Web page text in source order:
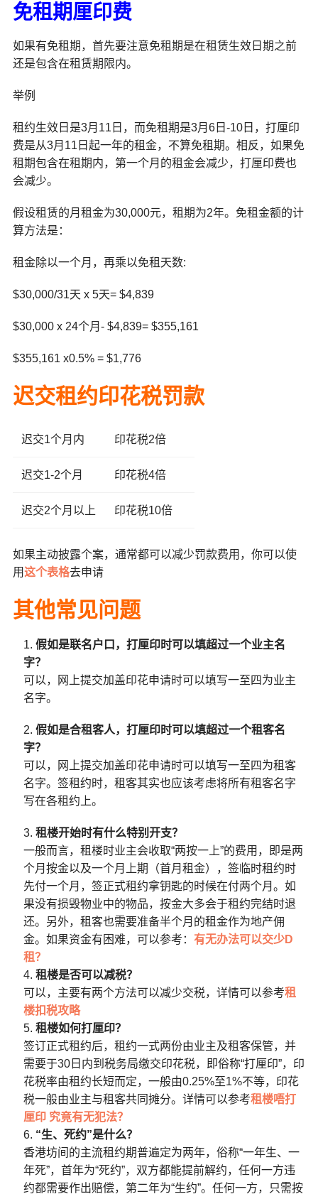
免租期厘印费
如果有免租期，首先要注意免租期是在租赁生效日期之前
还是包含在租赁期限内。
举例
租约生效日是3月11日，而免租期是3月6日-10日，打厘印
费是从3月11日起一年的租金，不算免租期。相反，如果免
租期包含在租期内，第一个月的租金会减少，打厘印费也
会减少。
假设租赁的月租金为30,000元，租期为2年。免租金额的计
算方法是：
租金除以一个月，再乘以免租天数:
$30,000/31天 x 5天= $4,839
$30,000 x 24个月- $4,839= $355,161
$355,161 x0.5% = $1,776
迟交租约印花税罚款
迟交1个月内 印花税2倍
迟交1-2个月 印花税4倍
迟交2个月以上 印花税10倍
如果主动披露个案，通常都可以减少罚款费用，你可以使
用这个表格去申请
其他常见问题
假如是联名户口，打厘印时可以填超过一个业主名
字？
可以，网上提交加盖印花申请时可以填写一至四为业主
名字。
假如是合租客人，打厘印时可以填超过一个租客名
字？
可以，网上提交加盖印花申请时可以填写一至四为租客
名字。签租约时，租客其实也应该考虑将所有租客名字
写在各租约上。
租楼开始时有什么特别开支？
一般而言，租楼时业主会收取“两按一上”的费用，即是两
个月按金以及一个月上期（首月租金），签临时租约时
先付一个月，签正式租约拿钥匙的时候在付两个月。如
果没有损毁物业中的物品，按金大多会于租约完结时退
还。另外，租客也需要准备半个月的租金作为地产佣
金。如果资金有困难，可以参考： 有无办法可以交少D
租？
租楼是否可以减税？
可以，主要有两个方法可以减少交税，详情可以参考租
楼扣税攻略
租楼如何打厘印？
签订正式租约后，租约一式两份由业主及租客保管，并
需要于30日内到税务局缴交印花税，即俗称“打厘印”，印
花税率由租约长短而定，一般由0.25%至1%不等，印花
税一般由业主与租客共同摊分。详情可以参考租楼唔打
厘印 究竟有无犯法？
“生、死约”是什么？
香港坊间的主流租约期普遍定为两年，俗称“一年生、一
年死”，首年为“死约”，双方都能提前解约，任何一方违
约都需要作出赔偿，第二年为“生约”。任何一方，只需按